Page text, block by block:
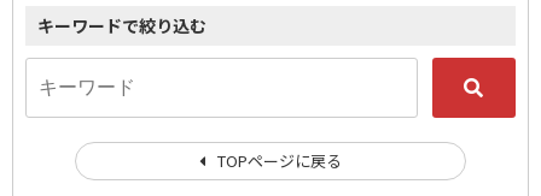
キーワードで絞り込む
TOPページに戻る